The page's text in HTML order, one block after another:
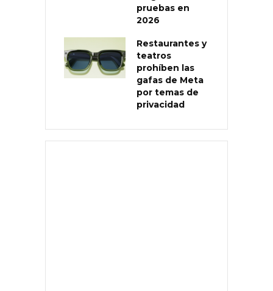
pruebas en
2026
Restaurantes y
teatros
prohíben las
gafas de Meta
por temas de
privacidad